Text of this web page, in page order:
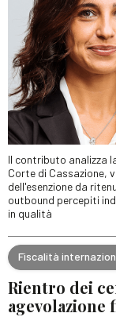
Il contributo analizza
Corte di Cassazione,
dell'esenzione da
outbound percepiti
in qualità
Fiscalità
Rientro dei
agevolazione